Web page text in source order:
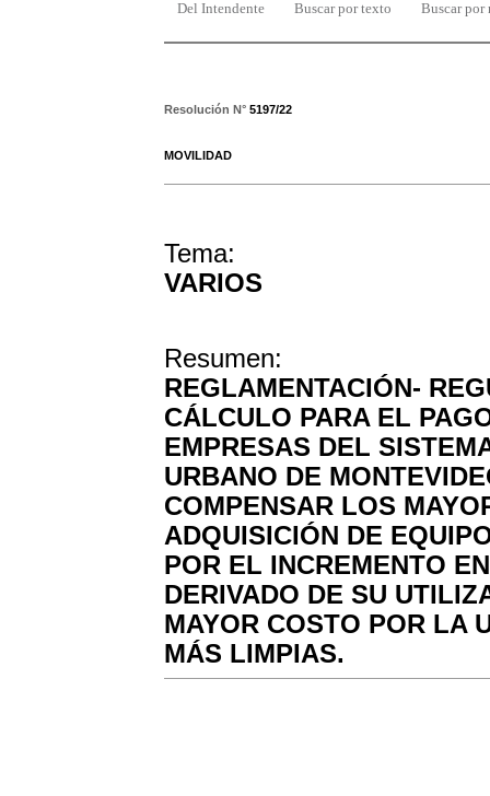
Del Intendente Buscar por texto Buscar por
Resolución N° 5197/22
MOVILIDAD
Tema:
VARIOS
Resumen:
REGLAMENTACIÓN-
CÁLCULO PARA EL
EMPRESAS DEL
URBANO DE
COMPENSAR LOS
ADQUISICIÓN DE
POR EL INCREMENTO
DERIVADO DE SU
MAYOR COSTO POR LA
MÁS LIMPIAS.